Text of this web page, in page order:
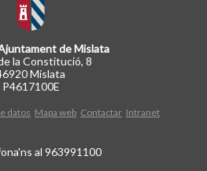
de Mislata
la Constitució, 8
Mislata
P4617100E
datos Mapa web Contactar Intranet
al 963991100